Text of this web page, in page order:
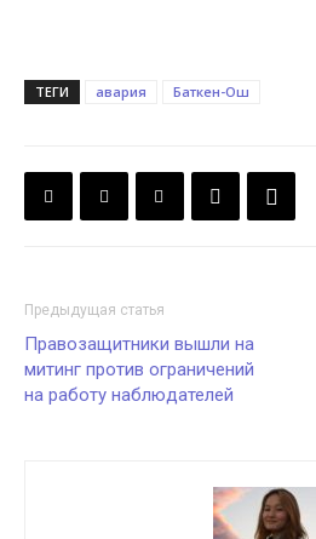
ТЕГИ авария Баткен-Ош
Предыдущая статья
Правозащитники вышли на
митинг против ограничений
на работу наблюдателей